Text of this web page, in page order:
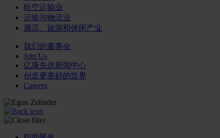
航空运输业
运输与物流业
酒店、旅游和休闲产业
我们的董事会
Join Us
亿康先达新闻中心
创造更美好的世界
Careers